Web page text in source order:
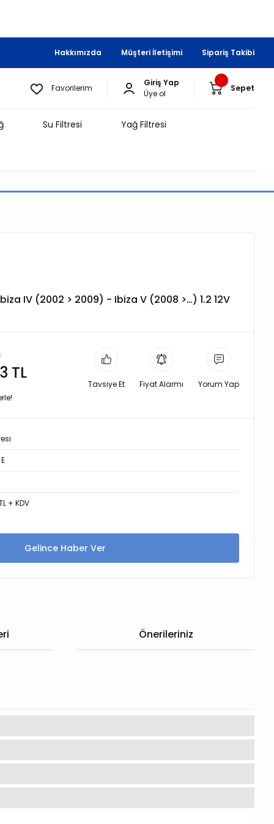
Hakkımızda Müşteri İletişimi Sipariş Takibi
Favorilerim
Giriş Yap
Üye ol
Sepet
Su Filtresi Yağ Filtresi
IV (2002 > 2009) - Ibiza V (2008 >…) 1.2 12V
TL
Tavsiye Et Fiyat Alarmı Yorum Yap
+ KDV
Gelince Haber Ver
Önerileriniz